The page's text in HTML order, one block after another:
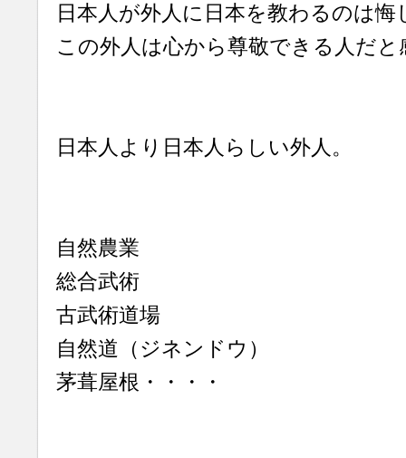
日本人が外人に日本を教わるのは悔
この外人は心から尊敬できる人だと
日本人より日本人らしい外人。
自然農業
総合武術
古武術道場
自然道（ジネンドウ）
茅葺屋根・・・・